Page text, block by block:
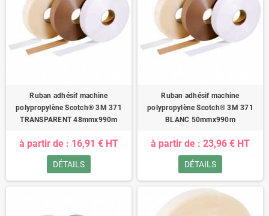
Ruban adhésif machine
polypropylène Scotch® 3M 371
TRANSPARENT 48mmx990m
à partir de : 16,91 € HT
DÉTAILS
Ruban adhésif machine
polypropylène Scotch® 3M 371
BLANC 50mmx990m
à partir de : 23,96 € HT
DÉTAILS